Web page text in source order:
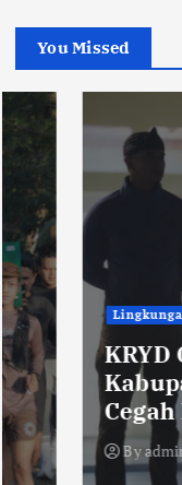
You Missed
Lingkungan
KRYD
Kabupaten
Cegah
admin